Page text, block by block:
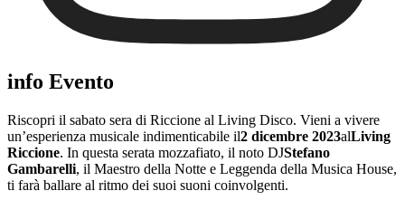
info Evento
Riscopri il sabato sera di Riccione al Living Disco. Vieni a vivere
un’esperienza musicale indimenticabile il2 dicembre 2023alLiving
Riccione. In questa serata mozzafiato, il noto DJStefano
Gambarelli, il Maestro della Notte e Leggenda della Musica House,
ti farà ballare al ritmo dei suoi suoni coinvolgenti.